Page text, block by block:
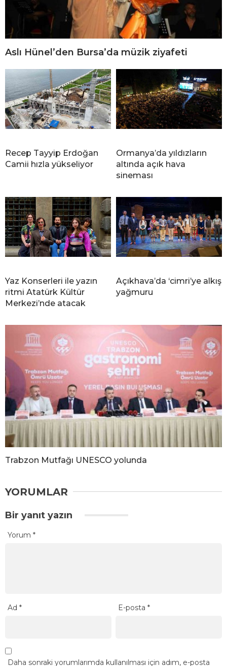
Aslı Hünel’den Bursa’da müzik ziyafeti
Recep Tayyip Erdoğan
Camii hızla yükseliyor
Ormanya’da yıldızların
altında açık hava
sineması
Yaz Konserleri ile yazın
ritmi Atatürk Kültür
Merkezi’nde atacak
Açıkhava’da ‘cimri’ye alkış
yağmuru
Trabzon Mutfağı UNESCO yolunda
YORUMLAR
Bir yanıt yazın
Yorum *
Ad * E-posta*
Daha sonraki yorumlarımda kullanılması için adım, e-posta